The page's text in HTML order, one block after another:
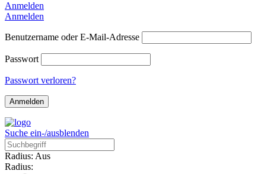
Anmelden
Anmelden
Benutzername oder E-Mail-Adresse
Passwort
Passwort verloren?
Suche ein-/ausblenden
Radius: Aus
Radius: